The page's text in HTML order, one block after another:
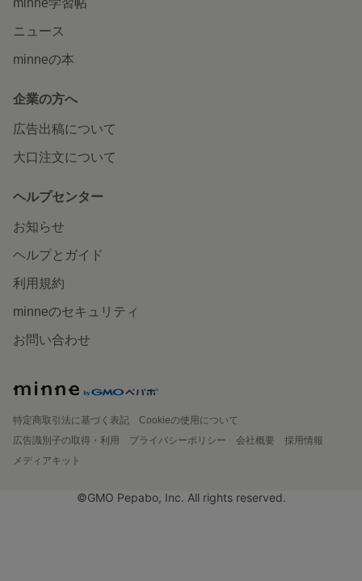
ニュース
minneの本
企業の方へ
広告出稿について
大口注文について
ヘルプセンター
お知らせ
ヘルプとガイド
利用規約
minneのセキュリティ
お問い合わせ
特定商取引法に基づく表記
Cookieの使用について
広告識別子の取得・利用
プライバシーポリシー 会社概要
採用情報
メディアキット
©GMO Pepabo, Inc. All rights reserved.